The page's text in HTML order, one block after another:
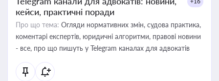
кейси, практичні поради
Про що тема: Огляди нормативних змін, судова практика,
коментарі експертів, юридичні алгоритми, правові новини
- все, про що пишуть у Telegram каналах для адвокатів